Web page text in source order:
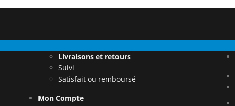
Livraisons et retours
Suivi
Satisfait ou remboursé
Mon Compte